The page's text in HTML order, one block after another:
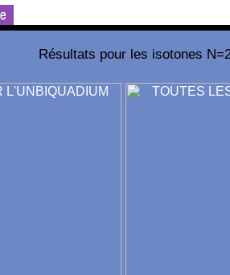
Résultats pour les isotones